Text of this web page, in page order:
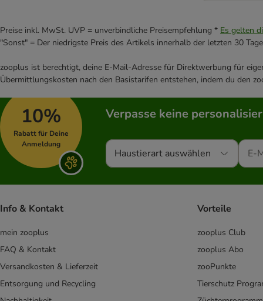
Preise inkl. MwSt. UVP = unverbindliche Preisempfehlung * Es gelten
"Sonst" = Der niedrigste Preis des Artikels innerhalb der letzten 30
zooplus ist berechtigt, deine E-Mail-Adresse für Direktwerbung für
Übermittlungskosten nach den Basistarifen entstehen, indem du den
10%
Rabatt für Deine
Anmeldung
Verpasse keine
Haustierart auswählen
Info & Kontakt
mein zooplus
FAQ & Kontakt
Versandkosten & Lieferzeit
Entsorgung und Recycling
Vorteile
zooplus Club
zooplus Abo
zooPunkte
Tierschutz